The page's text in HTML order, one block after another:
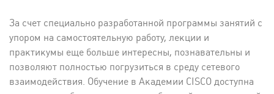
За счет специально разработанной программы занятий с
упором на самостоятельную работу, лекции и
практикумы еще больше интересны, познавательны и
позволяют полностью погрузиться в среду сетевого
взаимодействия. Обучение в Академии CISCO доступна